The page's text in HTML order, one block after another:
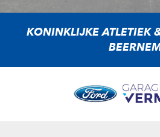
KONINKLIJKE ATLETIEK